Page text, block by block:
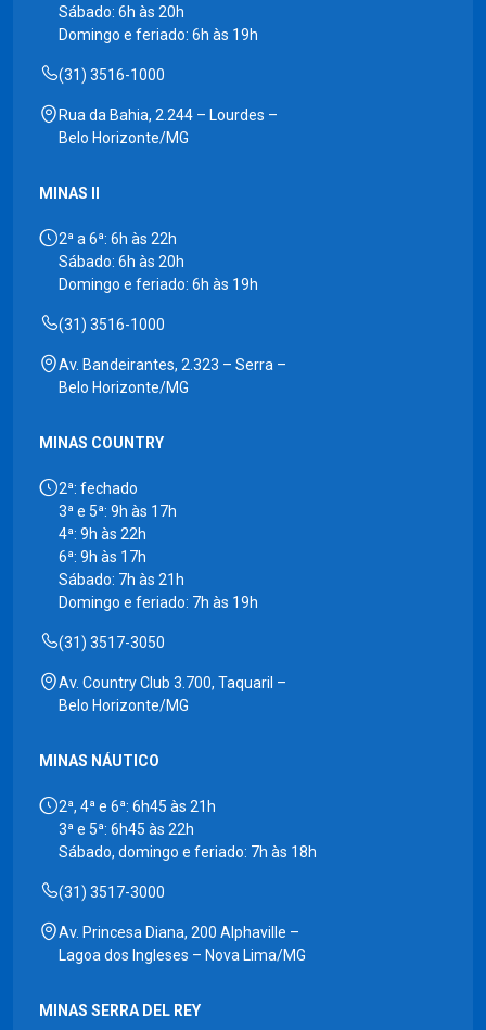
Sábado: 6h às 20h
Domingo e feriado: 6h às 19h
(31) 3516-1000
Rua da Bahia, 2.244 – Lourdes –
Belo Horizonte/MG
MINAS II
2ª a 6ª: 6h às 22h
Sábado: 6h às 20h
Domingo e feriado: 6h às 19h
(31) 3516-1000
Av. Bandeirantes, 2.323 – Serra –
Belo Horizonte/MG
MINAS COUNTRY
2ª: fechado
3ª e 5ª: 9h às 17h
4ª: 9h às 22h
6ª: 9h às 17h
Sábado: 7h às 21h
Domingo e feriado: 7h às 19h
(31) 3517-3050
Av. Country Club 3.700, Taquaril –
Belo Horizonte/MG
MINAS NÁUTICO
2ª, 4ª e 6ª: 6h45 às 21h
3ª e 5ª: 6h45 às 22h
Sábado, domingo e feriado: 7h às 18h
(31) 3517-3000
Av. Princesa Diana, 200 Alphaville –
Lagoa dos Ingleses – Nova Lima/MG
MINAS SERRA DEL REY